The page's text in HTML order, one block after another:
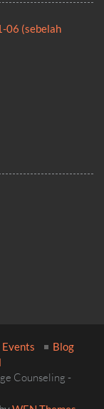
06 (sebelah
Events
Blog
Counseling -